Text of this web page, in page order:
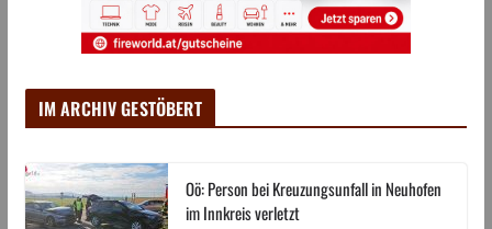
IM ARCHIV GESTÖBERT
Oö: Person bei Kreuzungsunfall in Neuhofen
im Innkreis verletzt